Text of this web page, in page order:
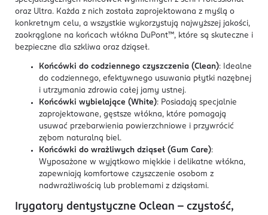
oraz Ultra. Każda z nich została zaprojektowana z myślą o
konkretnym celu, a wszystkie wykorzystują najwyższej jakości,
zaokrąglone na końcach włókna DuPont™, które są skuteczne i
bezpieczne dla szkliwa oraz dziąseł.
Końcówki do codziennego czyszczenia (Clean): Idealne
do codziennego, efektywnego usuwania płytki nazębnej
i utrzymania zdrowia całej jamy ustnej.
Końcówki wybielające (White): Posiadają specjalnie
zaprojektowane, gęstsze włókna, które pomagają
usuwać przebarwienia powierzchniowe i przywrócić
zębom naturalną biel.
Końcówki do wrażliwych dziąseł (Gum Care):
Wyposażone w wyjątkowo miękkie i delikatne włókna,
zapewniają komfortowe czyszczenie osobom z
nadwrażliwością lub problemami z dziąsłami.
Irygatory dentystyczne Oclean – czystość,